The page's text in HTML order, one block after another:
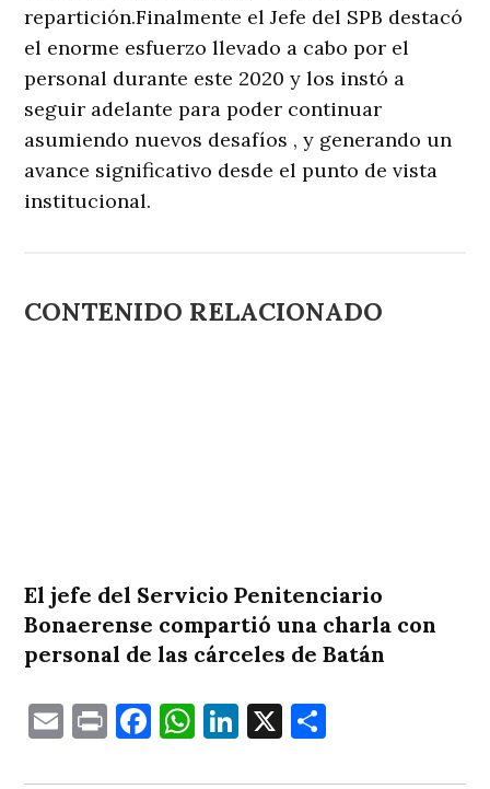
repartición.Finalmente el Jefe del SPB destacó
el enorme esfuerzo llevado a cabo por el
personal durante este 2020 y los instó a
seguir adelante para poder continuar
asumiendo nuevos desafíos , y generando un
avance significativo desde el punto de vista
institucional.
CONTENIDO RELACIONADO
El jefe del Servicio Penitenciario
Bonaerense compartió una charla con
personal de las cárceles de Batán
EmailPrintFacebook
WhatsApp
LinkedIn
X